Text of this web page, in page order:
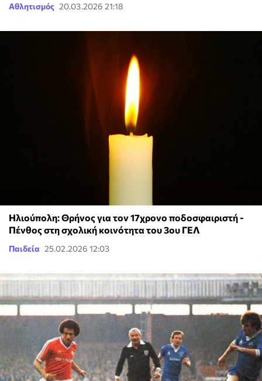
Αθλητισμός 20.03.2026 21:18
Ηλιούπολη: Θρήνος για τον 17χρονο ποδοσφαιριστή -
Πένθος στη σχολική κοινότητα του 3ου ΓΕΛ
Παιδεία 25.02.2026 12:03